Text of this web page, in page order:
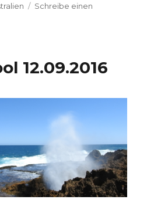
Schreibe einen
12.09.2016